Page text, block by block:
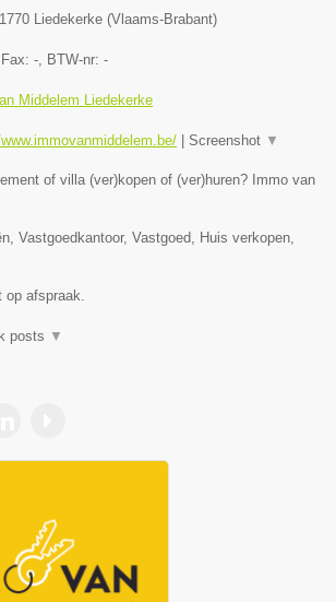
1770 Liedekerke (Vlaams-Brabant)
, Fax: - , BTW-nr: -
Middelem Liedekerke
Screenshot ▼
of villa (ver)kopen of (ver)huren? Immo van
Vastgoedkantoor, Vastgoed, Huis verkopen,
op afspraak.
posts ▼